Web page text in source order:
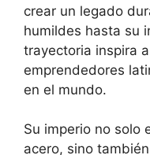
crear un legado
humildes hasta su
trayectoria inspira
emprendedores
en el mundo.
Su imperio no solo
acero, sino